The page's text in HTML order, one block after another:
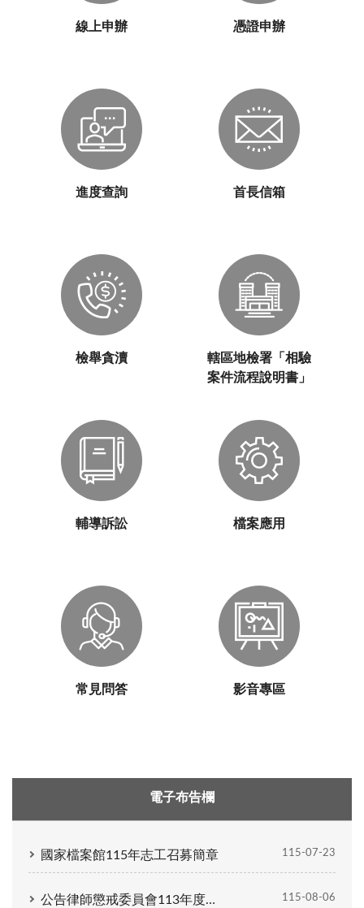
線上申辦 憑證申辦
進度查詢 首長信箱
檢舉貪瀆
轄區地檢署「相驗
案件流程說明書」
輔導訴訟 檔案應用
常見問答 影音專區
電子布告欄
國家檔案館115年志工召募簡章 115-07-23
公告律師懲戒委員會113年度律懲字第66號決議書主文。決議機關：律師懲戒委員會；案號：113年度律懲字第66號；被付懲戒律師：簡大為 男 (民國82年生)；主文：簡大為停止執行職務伍月，併於決議確定之日起壹年內自費接受律師倫理規範捌小時研習。決議日期：115年5月29日。 115-08-06